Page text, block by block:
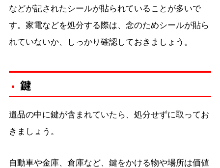
などが記されたシールが貼られていることが多いで
す。家電などを処分する際は、念のためシールが貼ら
れていないか、しっかり確認しておきましょう。
鍵
遺品の中に鍵が含まれていたら、処分せずに取ってお
きましょう。
自動車や金庫、倉庫など、鍵をかける物や場所は価値